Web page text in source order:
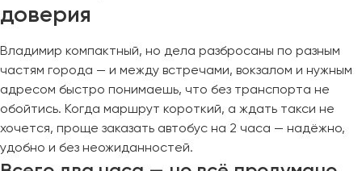
доверия
Владимир компактный, но дела разбросаны по разным
частям города — и между встречами, вокзалом и нужным
адресом быстро понимаешь, что без транспорта не
обойтись. Когда маршрут короткий, а ждать такси не
хочется, проще заказать автобус на 2 часа — надёжно,
удобно и без неожиданностей.